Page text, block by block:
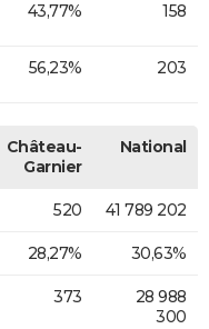
43,77% 158
56,23% 203
Château-
Garnier
National
520 41 789 202
28,27% 30,63%
373
28 988
300